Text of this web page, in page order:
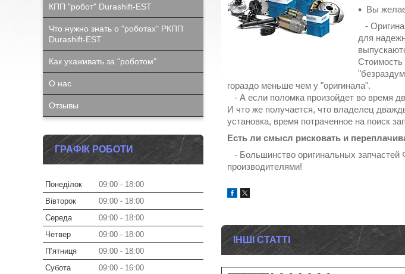
Вы
-
для
Стоимость
гораздо меньше чем у "оригинала".
- А если поломка произойдет во время
И что же получается, что владелец
установка, время потраченное на поиск
Есть ли смысл рисковать и
- Большинство оригинальных
производителями!
ІНШІ СТАТТІ
КПП "робот" Durashift-EST
Что нужно знать о "роботах" РКПП
Durashift-EST
Как ухаживать за "роботом"
О нас
Отзывы
ГРАФІК РОБОТИ
Понеділок 09:00
18:00
Вівторок
09:00
18:00
Середа
09:00
18:00
Четвер
09:00
18:00
Пʼятниця
09:00
18:00
Субота
09:00
16:00